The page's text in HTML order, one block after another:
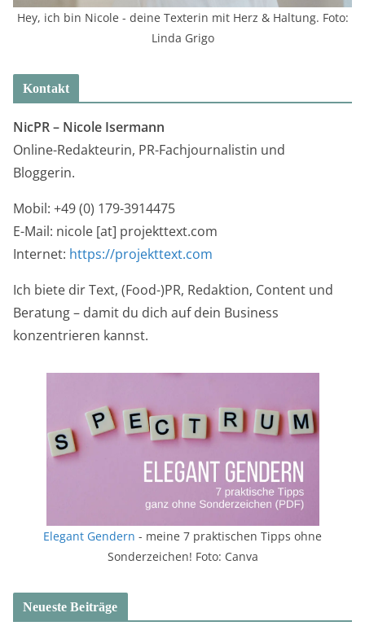
Hey, ich bin Nicole - deine Texterin mit Herz & Haltung. Foto:
Linda Grigo
Kontakt
NicPR – Nicole Isermann
Online-Redakteurin, PR-Fachjournalistin und
Bloggerin.
Mobil: +49 (0) 179-3914475
E-Mail: nicole [at] projekttext.com
Internet: https://projekttext.com
Ich biete dir Text, (Food-)PR, Redaktion, Content und
Beratung – damit du dich auf dein Business
konzentrieren kannst.
Elegant Gendern - meine 7 praktischen Tipps ohne
Sonderzeichen! Foto: Canva
Neueste Beiträge